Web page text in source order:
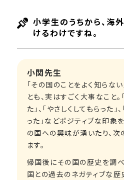
小学生のうちから、海
けるわけですね。
小関先生
「その国のことをよく知らな
とも、実はすごく大事なこと
た」、「やさしくしてもらった
った」などポジティブな印象
の国への興味が湧いたり、次
ます。
帰国後にその国の歴史を調
国との過去のネガティブな